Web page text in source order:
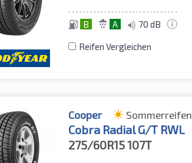
B A 70 dB
Reifen Vergleichen
Cooper Sommerreifen
Cobra Radial G/T RWL
275/60R15107T